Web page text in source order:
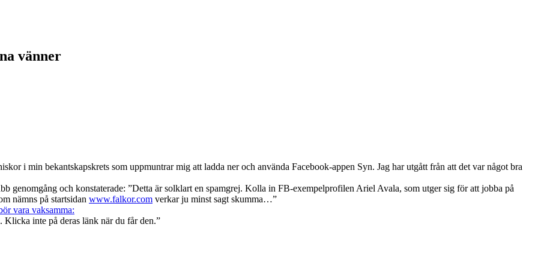
vänner
i min bekantskapskrets som uppmuntrar mig att ladda ner och använda Facebook-appen Syn. Jag har utgått från att det var något bra
genomgång och konstaterade: ”Detta är solklart en spamgrej. Kolla in FB-exempelprofilen Ariel Avala, som utger sig för att jobba på
nämns på startsidan www.falkor.com verkar ju minst sagt skumma…”
vara vaksamma:
Klicka inte på deras länk när du får den.”